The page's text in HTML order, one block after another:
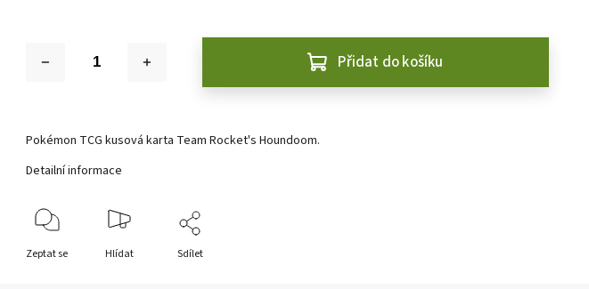
Přidat do košíku
Pokémon TCG kusová karta Team Rocket's Houndoom.
Detailní informace
Zeptat se Hlídat Sdílet